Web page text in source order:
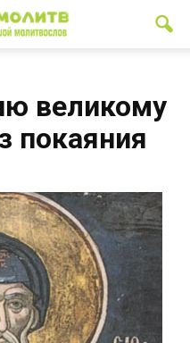
великому
покаяния